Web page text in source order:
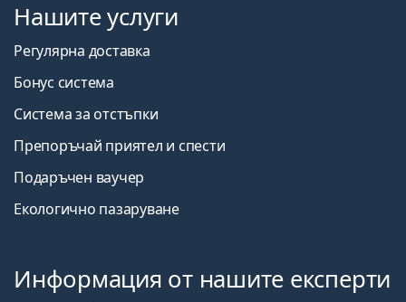
Нашите услуги
Регулярна доставка
Бонус система
Система за отстъпки
Препоръчай приятел и спести
Подаръчен ваучер
Екологично пазаруване
Информация от нашите експерти